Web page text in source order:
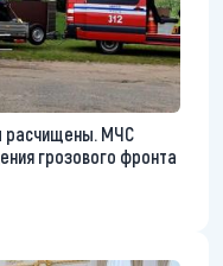
расчищены. МЧС
грозового фронта